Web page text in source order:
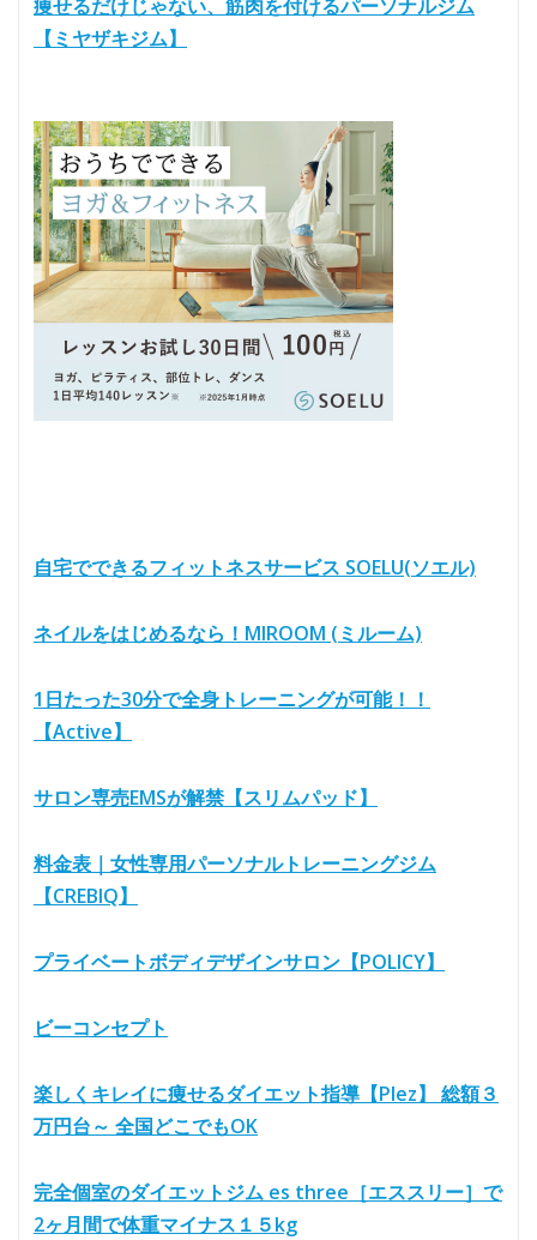
痩せるだけじゃない、筋肉を付けるパーソナルジム
【ミヤザキジム】
自宅でできるフィットネスサービス SOELU(ソエル)
ネイルをはじめるなら！MIROOM (ミルーム)
1日たった30分で全身トレーニングが可能！！
【Active】
サロン専売EMSが解禁【スリムパッド】
料金表｜女性専用パーソナルトレーニングジム
【CREBIQ】
プライベートボディデザインサロン【POLICY】
ビーコンセプト
楽しくキレイに痩せるダイエット指導【Plez】 総額３
万円台～ 全国どこでもOK
完全個室のダイエットジム es three［エススリー］で
2ヶ月間で体重マイナス１５kg